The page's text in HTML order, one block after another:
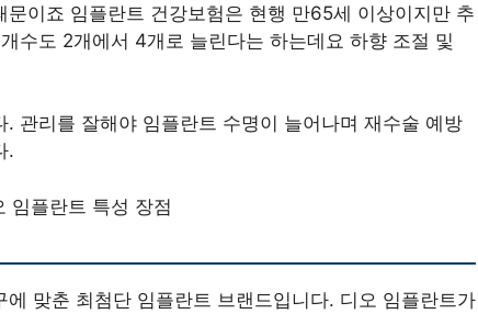
이죠 임플란트 건강보험은 현행 만65세 이상이지만 추
수도 2개에서 4개로 늘린다는 하는데요 하향 조절 및
관리를 잘해야 임플란트 수명이 늘어나며 재수술 예방
.
임플란트 특성 장점
맞춘 최첨단 임플란트 브랜드입니다. 디오 임플란트가